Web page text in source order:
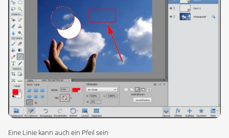
Eine Linie kann auch ein Pfeil sein